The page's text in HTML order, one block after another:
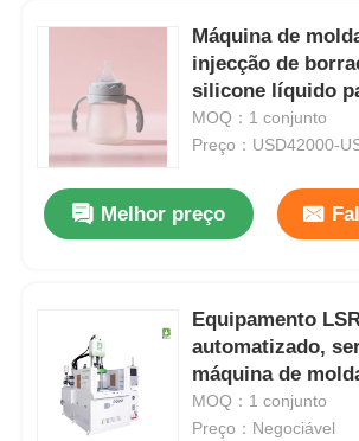
Quem Somos
Fábrica
Controle de Qualidade
Fale Conosco
notícias
Máquina de
injecção de
silicone líquido
LSR
MOQ：1 conjunto
Preço：USD42000-
Melhor preço
Equipamento
automatizado,
máquina de
injeção com
energia
MOQ：1 conjunto
Preço：Negociável